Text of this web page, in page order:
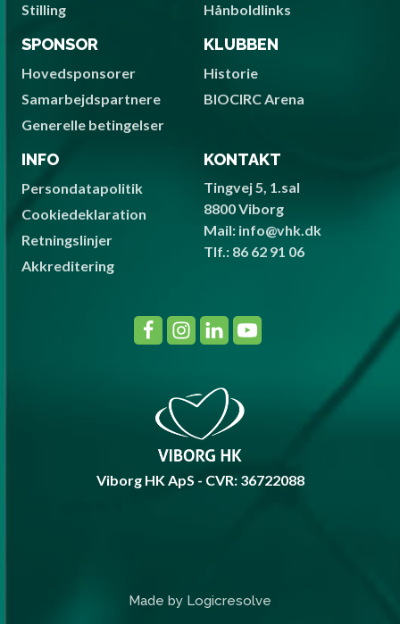
Stilling
Hånboldlinks
SPONSOR
Hovedsponsorer
Samarbejdspartnere
Generelle betingelser
KLUBBEN
Historie
BIOCIRC Arena
INFO
Persondatapolitik
Cookiedeklaration
Retningslinjer
Akkreditering
KONTAKT
Tingvej 5, 1.sal
8800 Viborg
Mail: info@vhk.dk
Tlf.: 86 62 91 06
Viborg HK ApS - CVR: 36722088
Made by Logicresolve